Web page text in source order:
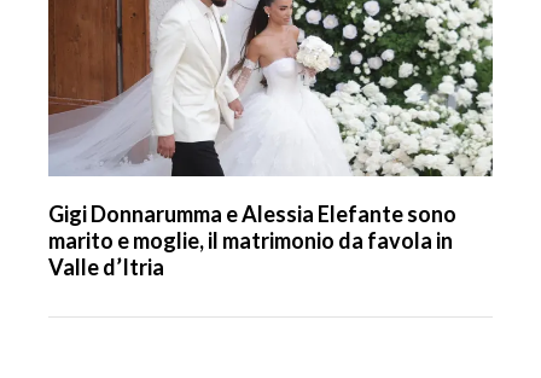
Gigi Donnarumma e Alessia Elefante sono
marito e moglie, il matrimonio da favola in
Valle d’Itria